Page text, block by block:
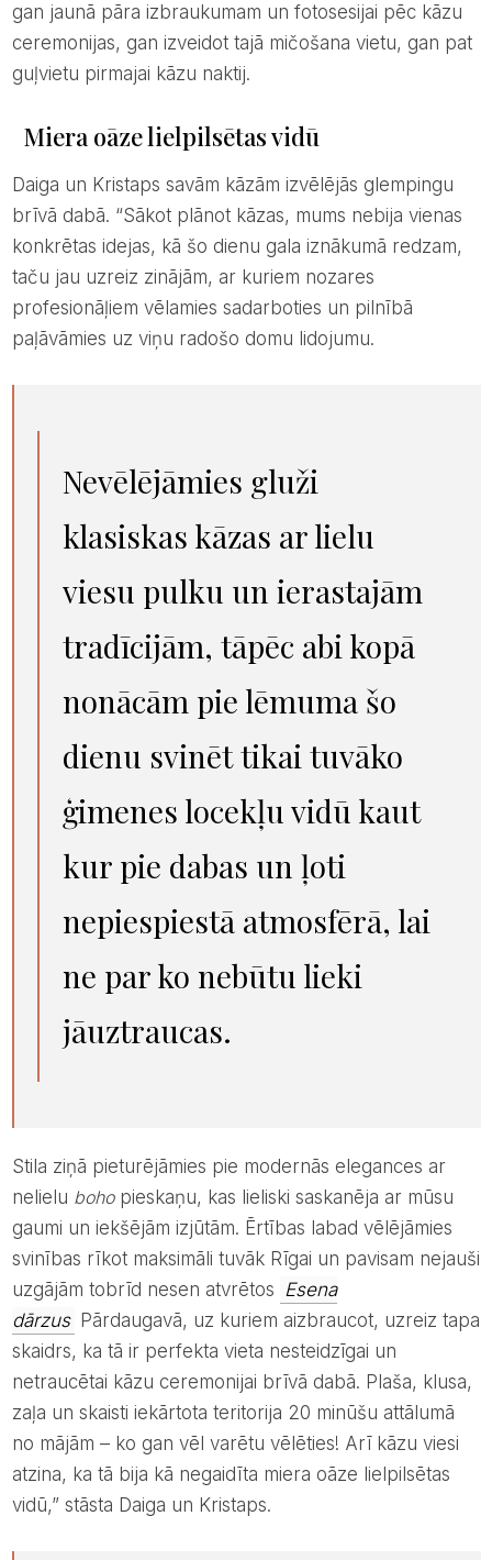
gan jaunā pāra izbraukumam un fotosesijai pēc kāzu
ceremonijas, gan izveidot tajā mičošana vietu, gan pat
guļvietu pirmajai kāzu naktij.
Miera oāze lielpilsētas vidū
Daiga un Kristaps savām kāzām izvēlējās glempingu
brīvā dabā. “Sākot plānot kāzas, mums nebija vienas
konkrētas idejas, kā šo dienu gala iznākumā redzam,
taču jau uzreiz zinājām, ar kuriem nozares
profesionāļiem vēlamies sadarboties un pilnībā
paļāvāmies uz viņu radošo domu lidojumu.
Nevēlējāmies gluži
klasiskas kāzas ar lielu
viesu pulku un ierastajām
tradīcijām, tāpēc abi kopā
nonācām pie lēmuma šo
dienu svinēt tikai tuvāko
ģimenes locekļu vidū kaut
kur pie dabas un ļoti
nepiespiestā atmosfērā, lai
ne par ko nebūtu lieki
jāuztraucas.
Stila ziņā pieturējāmies pie modernās elegances ar
nelielu bohopieskaņu, kas lieliski saskanēja ar mūsu
gaumi un iekšējām izjūtām. Ērtības labad vēlējāmies
svinības rīkot maksimāli tuvāk Rīgai un pavisam nejauši
uzgājām tobrīd nesen atvrētos Esena
dārzus
Pārdaugavā, uz kuriem aizbraucot, uzreiz tapa
skaidrs, ka tā ir perfekta vieta nesteidzīgai un
netraucētai kāzu ceremonijai brīvā dabā. Plaša, klusa,
zaļa un skaisti iekārtota teritorija 20 minūšu attālumā
no mājām – ko gan vēl varētu vēlēties! Arī kāzu viesi
atzina, ka tā bija kā negaidīta miera oāze lielpilsētas
vidū,” stāsta Daiga un Kristaps.